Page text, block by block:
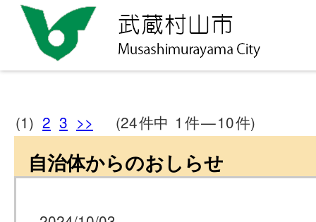
(1) 2 3 >> (24件中 1 件—10件)
自治体からのおしらせ